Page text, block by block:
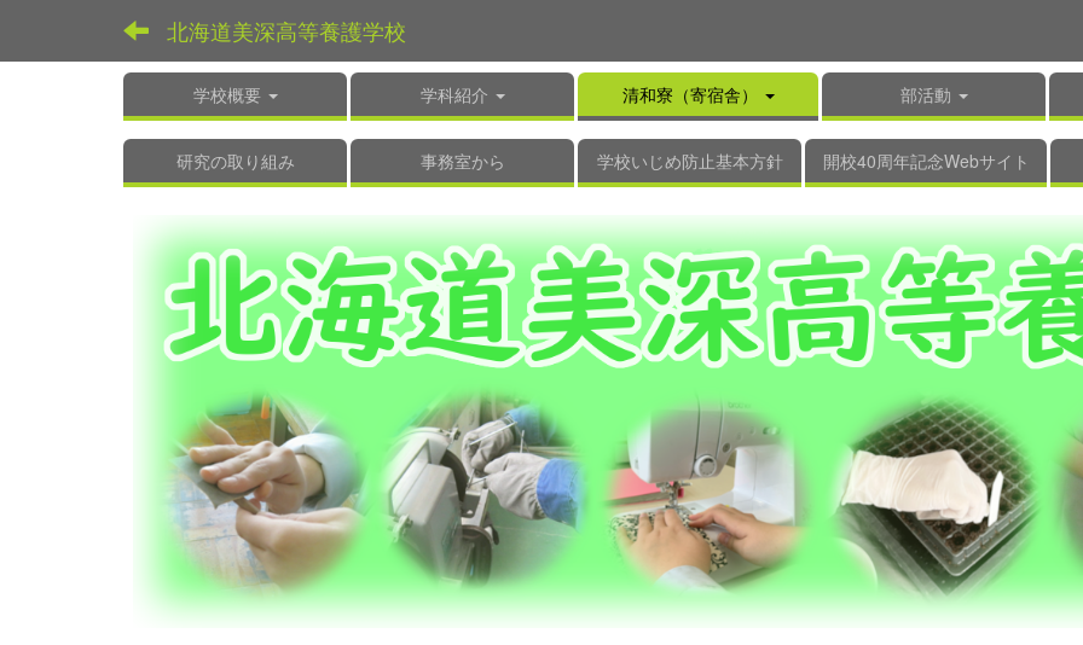
北海道美深高等養護学校
学校概要 学科紹介 清和寮（寄宿舎） 部活動
研究の取り組み 事務室から 学校いじめ防止基本方針 開校40周年記念Webサイト